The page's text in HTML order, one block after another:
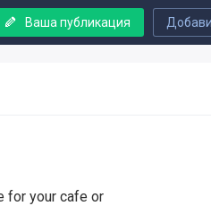
Ваша публикация
for your cafe or